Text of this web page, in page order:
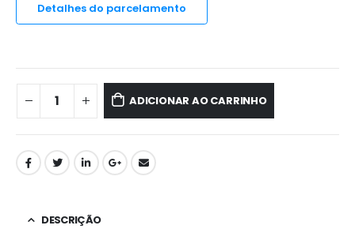
Detalhes do parcelamento
ADICIONAR AO CARRINHO
DESCRIÇÃO